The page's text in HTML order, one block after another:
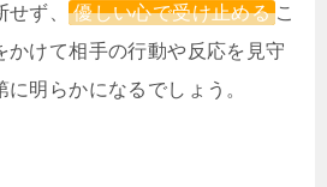
せず、 優しい心で受け止める こ
かけて相手の行動や反応を見守
に明らかになるでしょう。